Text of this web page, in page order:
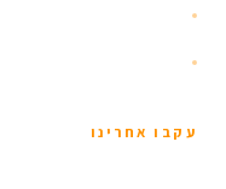
תנאים כלליים
מדיניות פרטיות
עקבו אחרינו